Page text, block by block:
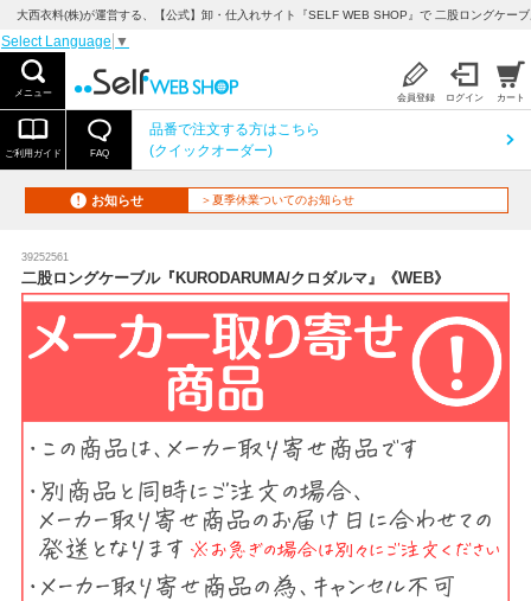
大西衣料(株)が運営する、【公式】卸・仕入れサイト『SELF WEB SHOP』で 二股ロングケー
Select Language ▼
メニュー 会員登録 ログイン カート
ご利用ガイド FAQ
品番で注文する方はこちら
(クイックオーダー)
お知らせ ＞夏季休業ついてのお知らせ
39252561
二股ロングケーブル『KURODARUMA/クロダルマ』《WEB》